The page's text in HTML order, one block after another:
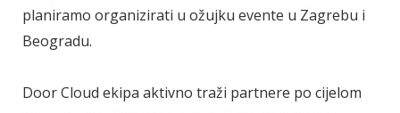
planiramo organizirati u ožujku evente u Zagrebu i
Beogradu.
Door Cloud ekipa aktivno traži partnere po cijelom